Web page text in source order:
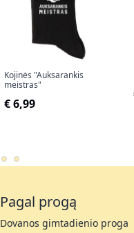
Kojinės "Auksarankis
meistras"
€ 6,99
Pagal progą
Dovanos gimtadienio proga